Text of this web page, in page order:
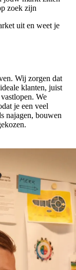
zoek zijn
uit en weet je
Wij zorgen dat
klanten, juist
We
je een veel
najagen, bouwen